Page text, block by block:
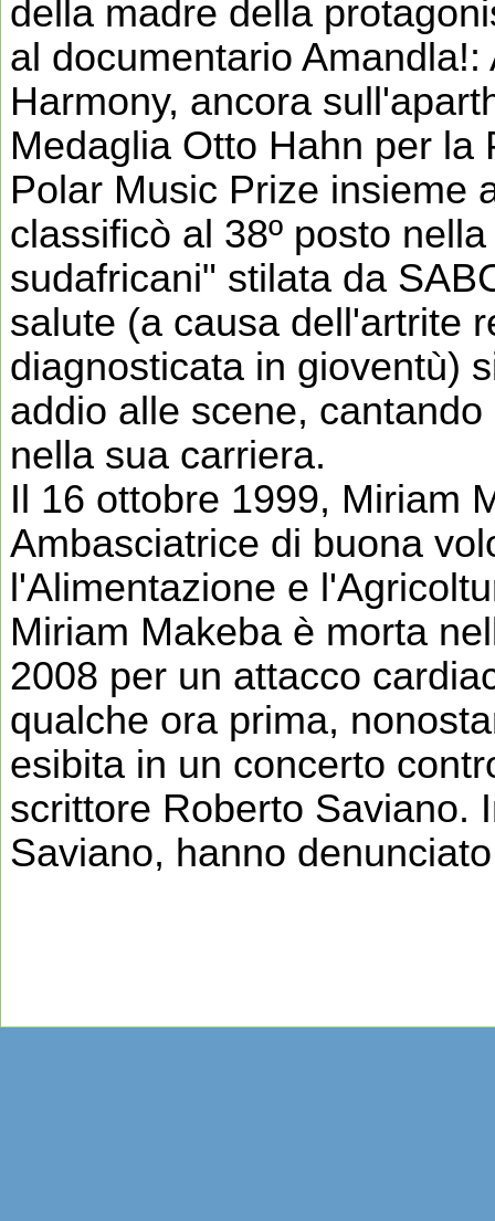
della madre della
al documentario
Harmony, ancora
Medaglia Otto Hahn per
Polar Music Prize insieme
classificò al 38º posto
sudafricani" stilata da
salute (a causa dell'artrite
diagnosticata in gioventù)
addio alle scene,
nella sua carriera.
Il 16 ottobre 1999, Miriam
Ambasciatrice di buona
l'Alimentazione e
Miriam Makeba è morta
2008 per un attacco
qualche ora prima,
esibita in un concerto
scrittore Roberto Saviano.
Saviano, hanno